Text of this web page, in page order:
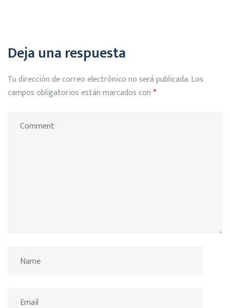
Deja una respuesta
Tu dirección de correo electrónico no será publicada.Los
campos obligatorios están marcados con*